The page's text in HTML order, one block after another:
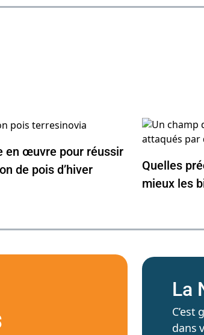
en œuvre pour réussir
de pois d’hiver
Quelles
mieux les
La
C’est
dans